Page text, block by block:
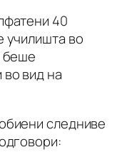
40
училишта во
беше
вид на
следниве